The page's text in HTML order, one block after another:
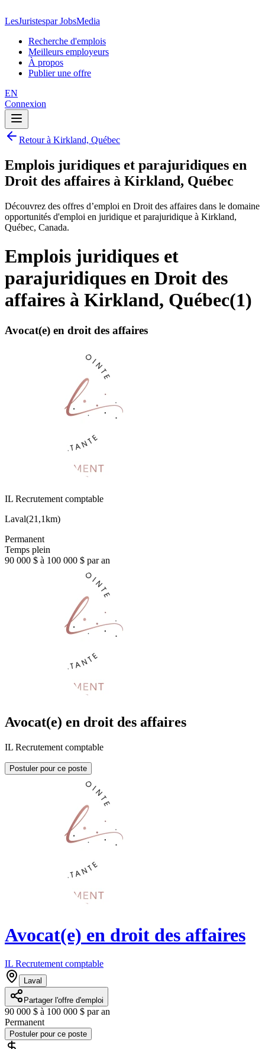
LesJuristespar JobsMedia
Recherche d'emplois
Meilleurs employeurs
À propos
Publier une offre
EN
Connexion
Retour à Kirkland, Québec
Emplois juridiques et parajuridiques en
Droit des affaires à Kirkland, Québec
Découvrez des offres d’emploi en Droit des affaires dans le domaine
opportunités d'emploi en juridique et parajuridique à Kirkland,
Québec, Canada.
Emplois juridiques et
parajuridiques en Droit des
affaires à Kirkland, Québec(1)
Avocat(e) en droit des affaires
IL Recrutement comptable
Laval(21,1km)
Permanent
Temps plein
90 000 $ à 100 000 $ par an
Avocat(e) en droit des affaires
IL Recrutement comptable
Postuler pour ce poste
Avocat(e) en droit des affaires
IL Recrutement comptable
Laval
Partager l'offre d'emploi
90 000 $ à 100 000 $ par an
Permanent
Postuler pour ce poste